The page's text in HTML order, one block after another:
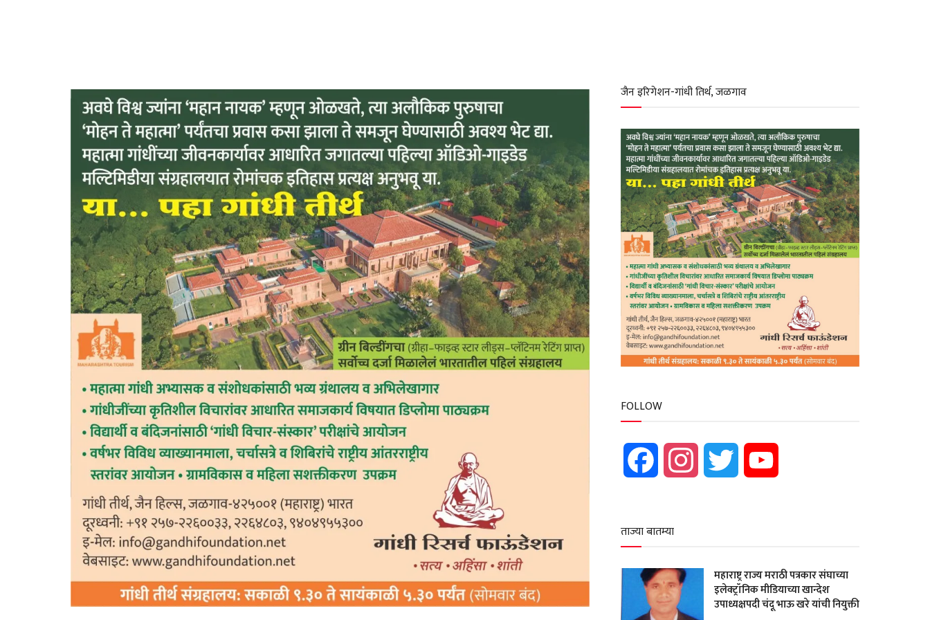
जैन इरिगेशन-गांधी तिर्थ, जळगाव
FOLLOW
Facebook Instagram Twitter
ताज्या बातम्या
महाराष्ट्र राज्य मराठी पत्रकार संघाच्या
इलेक्ट्रॉनिक मीडियाच्या खान्देश
उपाध्यक्षपदी चंदू भाऊ खरे यांची नियुक्ती